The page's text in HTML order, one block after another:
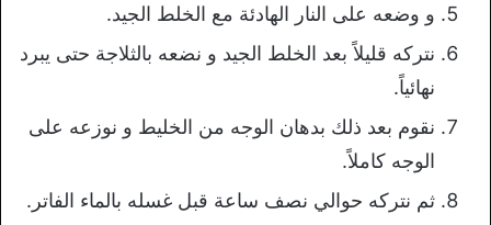
و وضعه على النار الهادئة مع الخلط الجيد.
نتركه قليلاً بعد الخلط الجيد و نضعه بالثلاجة حتى يبرد
نهائياً.
نقوم بعد ذلك بدهان الوجه من الخليط و نوزعه على
الوجه كاملاً.
ثم نتركه حوالي نصف ساعة قبل غسله بالماء الفاتر.